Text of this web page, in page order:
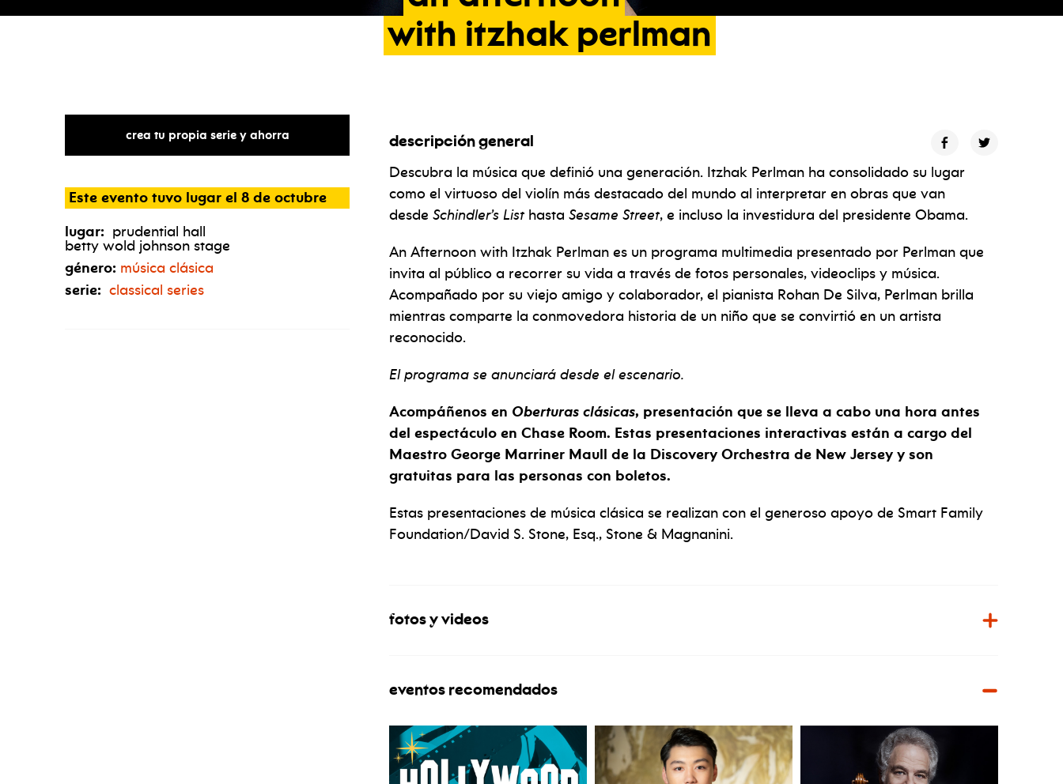
with itzhak perlman
crea tu propia serie y ahorra
Este evento tuvo lugar el 8 de octubre
lugar: prudential hall
betty wold johnson stage
género: música clásica
serie: classical series
descripción general
Descubra la música que definió una generación. Itzhak Perlman ha consolidado su lugar
como el virtuoso del violín más destacado del mundo al interpretar en obras que van
desde Schindler’s Listhasta Sesame Street, e incluso la investidura del presidente Obama.
An Afternoon with Itzhak Perlman es un programa multimedia presentado por Perlman que
invita al público a recorrer su vida a través de fotos personales, videoclips y música.
Acompañado por su viejo amigo y colaborador, el pianista Rohan De Silva, Perlman brilla
mientras comparte la conmovedora historia de un niño que se convirtió en un artista
reconocido.
El programa se anunciará desde el escenario.
Acompáñenos en Oberturas clásicas, presentación que se lleva a cabo una hora antes
del espectáculo en Chase Room. Estas presentaciones interactivas están a cargo del
Maestro George Marriner Maull de la Discovery Orchestra de New Jersey y son
gratuitas para las personas con boletos.
Estas presentaciones de música clásica se realizan con el generoso apoyo de Smart Family
Foundation/David S. Stone, Esq., Stone & Magnanini.
fotos y videos
eventos recomendados